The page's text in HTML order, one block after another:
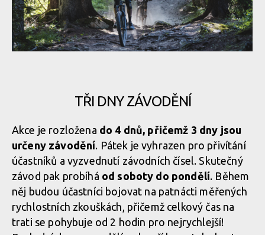
ENDURO2 se v roce 2025 pojede v Meribelu a Verbieru
ENDURO2 se v roce 2025 pojede v Meribelu a Verbieru
ENDURO2 se v roce 2025 pojede v Meribelu a Verbieru
ENDURO2 se v roce 2025 pojede v Meribelu a Verbieru
TŘI DNY ZÁVODĚNÍ
Akce je rozložena do 4 dnů, přičemž 3 dny jsou
určeny závodění. Pátek je vyhrazen pro přivítání
účastníků a vyzvednutí závodních čísel. Skutečný
závod pak probíhá od soboty do pondělí. Během
něj budou účastníci bojovat na patnácti měřených
rychlostních zkouškách, přičemž celkový čas na
trati se pohybuje od 2 hodin pro nejrychlejší!